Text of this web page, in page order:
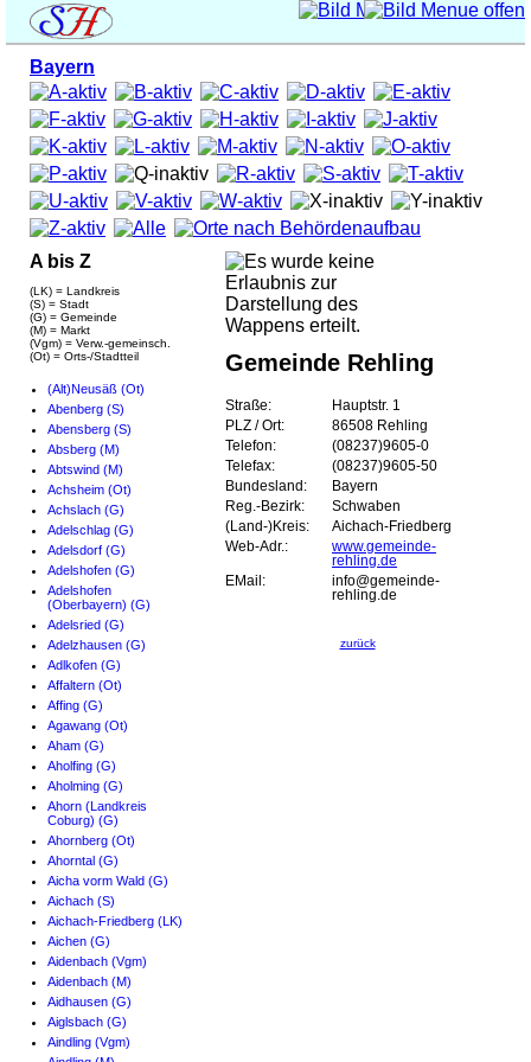
Bayern
A bis Z
(LK) = Landkreis
(S) = Stadt
(G) = Gemeinde
(M) = Markt
(Vgm) = Verw.-gemeinsch.
(Ot) = Orts-/Stadtteil
(Alt)Neusäß (Ot)
Abenberg (S)
Abensberg (S)
Absberg (M)
Abtswind (M)
Achsheim (Ot)
Achslach (G)
Adelschlag (G)
Adelsdorf (G)
Adelshofen (G)
Adelshofen
(Oberbayern) (G)
Adelsried (G)
Adelzhausen (G)
Adlkofen (G)
Affaltern (Ot)
Affing (G)
Agawang (Ot)
Aham (G)
Aholfing (G)
Aholming (G)
Ahorn (Landkreis
Coburg) (G)
Ahornberg (Ot)
Ahorntal (G)
Aicha vorm Wald (G)
Aichach (S)
Aichach-Friedberg (LK)
Aichen (G)
Aidenbach (Vgm)
Aidenbach (M)
Aidhausen (G)
Aiglsbach (G)
Aindling (Vgm)
Gemeinde Rehling
Straße:
Hauptstr. 1
PLZ / Ort:
86508 Rehling
Telefon:
(08237)9605-0
Telefax:
(08237)9605-50
Bundesland:
Bayern
Reg.-Bezirk:
Schwaben
(Land-)Kreis:
Aichach-Friedberg
Web-Adr.:
www.gemeinde-
rehling.de
EMail:
info@gemeinde-
rehling.de
zurück